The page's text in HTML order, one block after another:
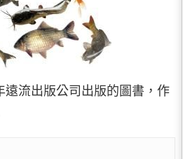
遠流出版公司出版的圖書，作